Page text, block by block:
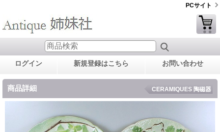
PCサイト
ログイン 新規登録はこちら お問い合わせ
商品詳細 CERAMIQUES 陶磁器